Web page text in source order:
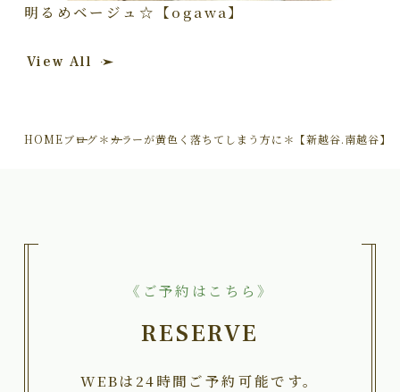
明るめベージュ☆【ogawa】
View All
HOMEブログ＊カラーが黄色く落ちてしまう方に＊【新越谷.南越谷】
《ご予約はこちら》
RESERVE
WEBは24時間ご予約可能です。